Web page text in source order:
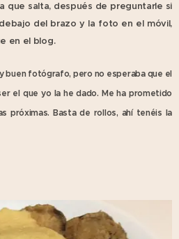
que salta, después de preguntarle si
del brazo y la foto en el móvil,
en el blog.
buen fotógrafo, pero no esperaba que el
el que yo la he dado. Me ha prometido
próximas.Basta de rollos, ahí tenéis la